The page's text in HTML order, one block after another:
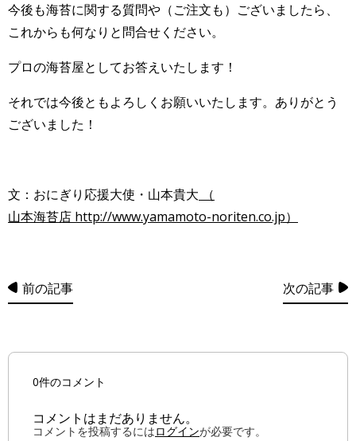
今後も海苔に関する質問や（ご注文も）ございましたら、
これからも何なりと問合せください。
プロの海苔屋としてお答えいたします！
それでは今後ともよろしくお願いいたします。ありがとう
ございました！
文：おにぎり応援大使・山本貴大
（
山本海苔店 http://www.yamamoto-noriten.co.jp）
前の記事 次の記事
0件のコメント
コメントはまだありません。
コメントを投稿するにはログインが必要です。